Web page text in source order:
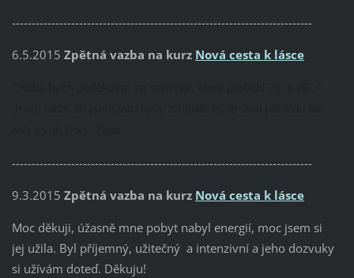
----------------------------------------------------------------------------
6.5.2015 Zpětná vazba na kurz Nová cesta k lásce
----------------------------------------------------------------------------
9.3.2015 Zpětná vazba na kurz Nová cesta k lásce
Moc děkuji, úžasně mne pobyt nabyl energií, moc jsem si
jej užila. Byl příjemný, užitečný a intenzivní a jeho dozvuky
si užívám doteď. Děkuju!